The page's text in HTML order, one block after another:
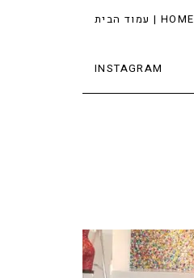
עמוד הבית | HOME
INSTAGRAM